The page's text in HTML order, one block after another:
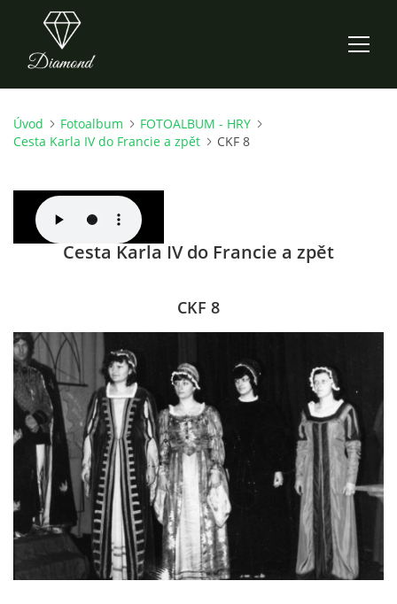
ÚVOD
O NÁS
CO NOVÉHO ZKOUŠÍME
KDY, KDE A CO HRAJEME
HRY OD ROKU 1973
VIDEOZÁZNAMY Z HER
FOTOALBUM
Úvod Fotoalbum
FOTOALBUM - HRY
Cesta Karla IV do Francie a zpět
CKF 8
Cesta Karla IV do Francie a zpět
CKF 8